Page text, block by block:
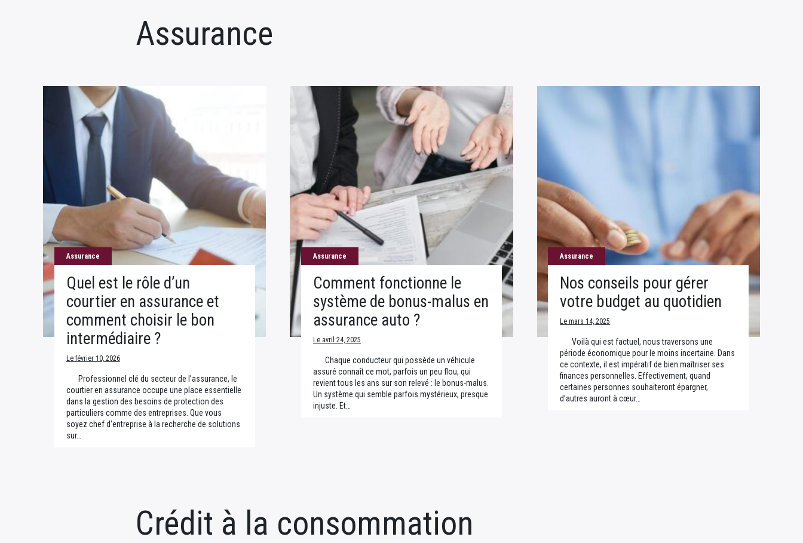
Assurance
Assurance
Quel est le rôle d’un
courtier en assurance et
comment choisir le bon
intermédiaire ?
Le février 10, 2026
Professionnel clé du secteur de l’assurance, le
courtier en assurance occupe une place essentielle
dans la gestion des besoins de protection des
particuliers comme des entreprises. Que vous
soyez chef d’entreprise à la recherche de solutions
sur…
Assurance
Comment fonctionne le
système de bonus-malus en
assurance auto ?
Le avril 24, 2025
Chaque conducteur qui possède un véhicule
assuré connaît ce mot, parfois un peu flou, qui
revient tous les ans sur son relevé : le bonus-malus.
Un système qui semble parfois mystérieux, presque
injuste. Et…
Assurance
Nos conseils pour gérer
votre budget au quotidien
Le mars 14, 2025
Voilà qui est factuel, nous traversons une
période économique pour le moins incertaine. Dans
ce contexte, il est impératif de bien maîtriser ses
finances personnelles. Effectivement, quand
certaines personnes souhaiteront épargner,
d’autres auront à cœur…
Crédit à la consommation